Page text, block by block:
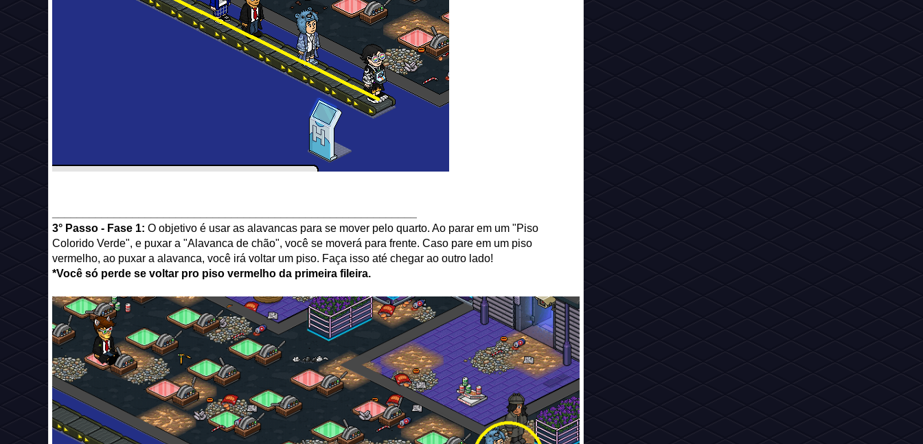
3° Passo - Fase 1: O objetivo é usar as alavancas para se mover pelo quarto. Ao parar em um "Piso
Colorido Verde", e puxar a "Alavanca de chão", você se moverá para frente. Caso pare em um piso
vermelho, ao puxar a alavanca, você irá voltar um piso. Faça isso até chegar ao outro lado!
*Você só perde se voltar pro piso vermelho da primeira fileira.